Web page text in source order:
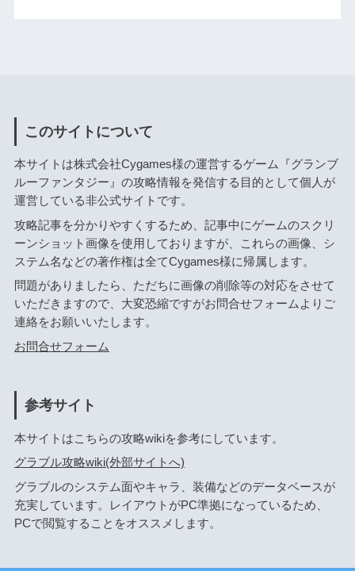
このサイトについて
本サイトは株式会社Cygames様の運営するゲーム『グランブ
ルーファンタジー』の攻略情報を発信する目的として個人が
運営している非公式サイトです。
攻略記事を分かりやすくするため、記事中にゲームのスクリ
ーンショット画像を使用しておりますが、これらの画像、シ
ステム名などの著作権は全てCygames様に帰属します。
問題がありましたら、ただちに画像の削除等の対応をさせて
いただきますので、大変恐縮ですがお問合せフォームよりご
連絡をお願いいたします。
お問合せフォーム
参考サイト
本サイトはこちらの攻略wikiを参考にしています。
グラブル攻略wiki(外部サイトへ)
グラブルのシステム面やキャラ、装備などのデータベースが
充実しています。レイアウトがPC準拠になっているため、
PCで閲覧することをオススメします。